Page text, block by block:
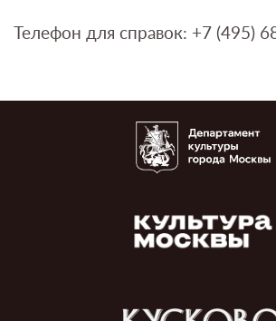
Телефон для справок: +7 (495)